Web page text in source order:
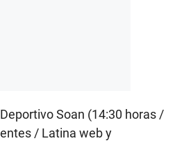
Soan (14:30 horas /
/ Latina web y